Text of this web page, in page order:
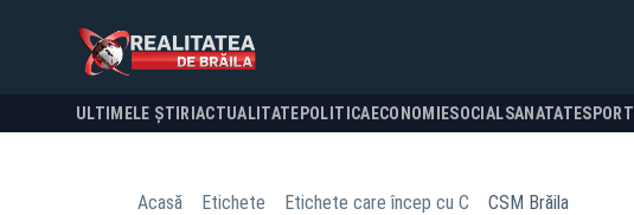
ULTIMELE ȘTIRI ACTUALITATE POLITICA ECONOMIESOCIALSANATATESPORT
Acasă Etichete Etichete care încep cu C CSM Brăila